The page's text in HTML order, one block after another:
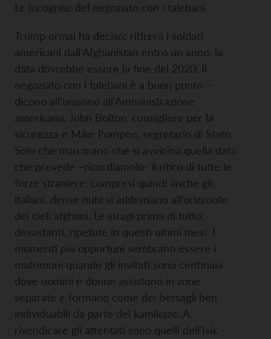
Le incognite del negoziato con i talebani
Trump ormai ha deciso: ritirerà i soldati
americani dall’Afghanistan entro un anno, la
data dovrebbe essere la fine del 2020. Il
negoziato con i talebani è a buon punto –
dicono all’unisono all’Amministrazione
americana, John Bolton, consigliere per la
sicurezza e Mike Pompeo, segretario di Stato.
Solo che man mano che si avvicina quella data
che prevede –ricordiamolo- il ritiro di tutte le
forze straniere, compresi quindi anche gli
italiani, dense nubi si addensano all’orizzonte
dei cieli afghani. Le stragi prima di tutto:
devastanti, ripetute in questi ultimi mesi. I
momenti più opportuni sembrano essere i
matrimoni quando gli invitati sono centinaia
dove uomini e donne assistono in zone
separate e formano come dei bersagli ben
individuabili da parte dei kamikaze. A
rivendicare gli attentati sono quelli dell’Isis –